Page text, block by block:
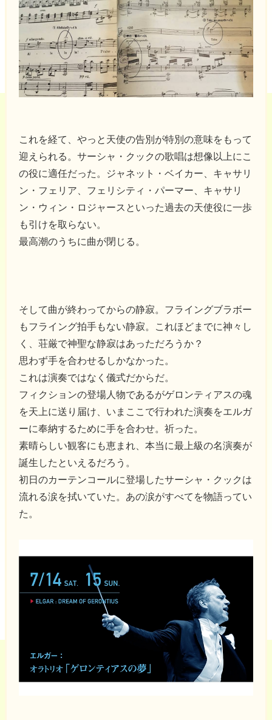
これを経て、やっと天使の告別が特別の意味をもって
迎えられる。サーシャ・クックの歌唱は想像以上にこ
の役に適任だった。ジャネット・ベイカー、キャサリ
ン・フェリア、フェリシティ・パーマー、キャサリ
ン・ウィン・ロジャースといった過去の天使役に一歩
も引けを取らない。
最高潮のうちに曲が閉じる。
そして曲が終わってからの静寂。フライングブラボー
もフライング拍手もない静寂。これほどまでに神々し
く、荘厳で神聖な静寂はあっただろうか？
思わず手を合わせるしかなかった。
これは演奏ではなく儀式だからだ。
フィクションの登場人物であるがゲロンティアスの魂
を天上に送り届け、いまここで行われた演奏をエルガ
ーに奉納するために手を合わせ。祈った。
素晴らしい観客にも恵まれ、本当に最上級の名演奏が
誕生したといえるだろう。
初日のカーテンコールに登場したサーシャ・クックは
流れる涙を拭いていた。あの涙がすべてを物語ってい
た。